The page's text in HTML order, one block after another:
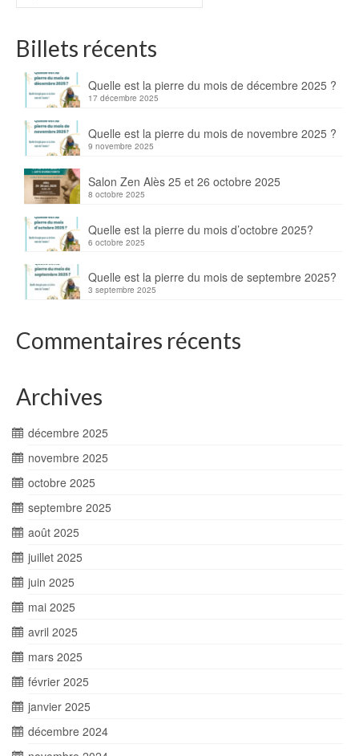
Billets récents
Quelle est la pierre du mois de décembre 2025 ?
17 décembre 2025
Quelle est la pierre du mois de novembre 2025 ?
9 novembre 2025
Salon Zen Alès 25 et 26 octobre 2025
8 octobre 2025
Quelle est la pierre du mois d’octobre 2025?
6 octobre 2025
Quelle est la pierre du mois de septembre 2025?
3 septembre 2025
Commentaires récents
Archives
décembre 2025
novembre 2025
octobre 2025
septembre 2025
août 2025
juillet 2025
juin 2025
mai 2025
avril 2025
mars 2025
février 2025
janvier 2025
décembre 2024